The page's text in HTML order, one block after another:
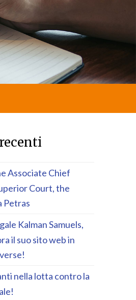
Associate Chief
Court, the
Petras
Kalman Samuels,
il suo sito web in
nella lotta contro la